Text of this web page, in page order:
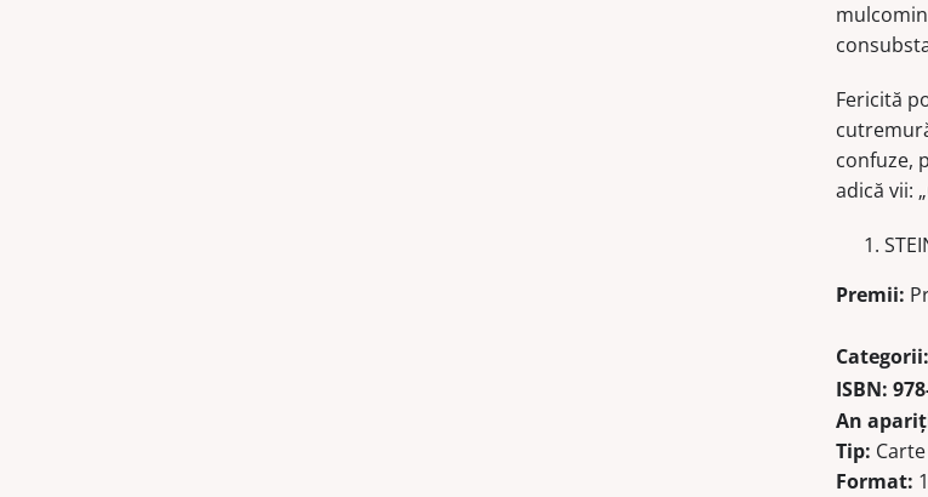
Fericită
confuze,
adică vii:
Premii:
Categorii:
ISBN:
An
Tip: Carte
Format: